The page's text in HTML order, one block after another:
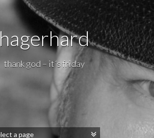
hagerhard
thank god – it´s friday